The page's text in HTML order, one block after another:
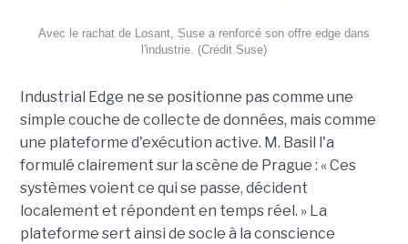
Avec le rachat de Losant, Suse a renforcé son offre edge dans
l'industrie. (Crédit Suse)
Industrial Edge ne se positionne pas comme une
simple couche de collecte de données, mais comme
une plateforme d'exécution active. M. Basil l'a
formulé clairement sur la scène de Prague : « Ces
systèmes voient ce qui se passe, décident
localement et répondent en temps réel. » La
plateforme sert ainsi de socle à la conscience